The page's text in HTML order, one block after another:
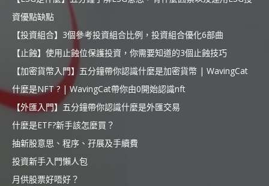
資優點缺點
【投資組合】3個參考投資組合比例，投資組合優化6部曲
【止蝕】使用止蝕位保護投資，你需要知道的3個止蝕技巧
【加密貨幣入門】五分鐘帶你認識什麼是加密貨幣 | WavingCat
什麼是NFT ? | WavingCat帶你由0開始認識nft
【外匯入門】五分鐘帶你認識什麼是外匯交易
什麼是ETF?新手該怎麼買？
抽新股意思、程序、孖展及手續費
投資新手入門懶人包
月供股票好唔好？